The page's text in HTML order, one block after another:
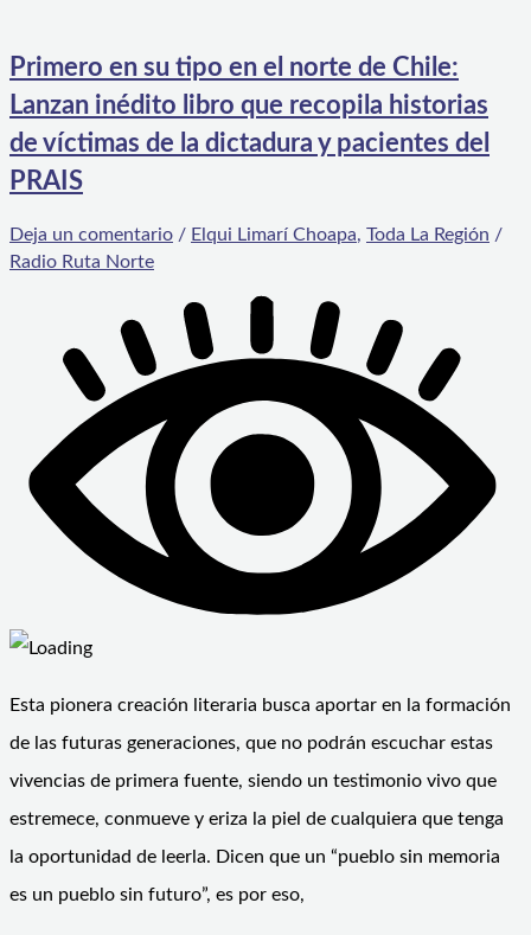
Primero en su tipo en el norte de Chile:
Lanzan inédito libro que recopila historias
de víctimas de la dictadura y pacientes del
PRAIS
Deja un comentario / Elqui Limarí Choapa, Toda La Región /
Radio Ruta Norte
Esta pionera creación literaria busca aportar en la formación
de las futuras generaciones, que no podrán escuchar estas
vivencias de primera fuente, siendo un testimonio vivo que
estremece, conmueve y eriza la piel de cualquiera que tenga
la oportunidad de leerla. Dicen que un “pueblo sin memoria
es un pueblo sin futuro”, es por eso,